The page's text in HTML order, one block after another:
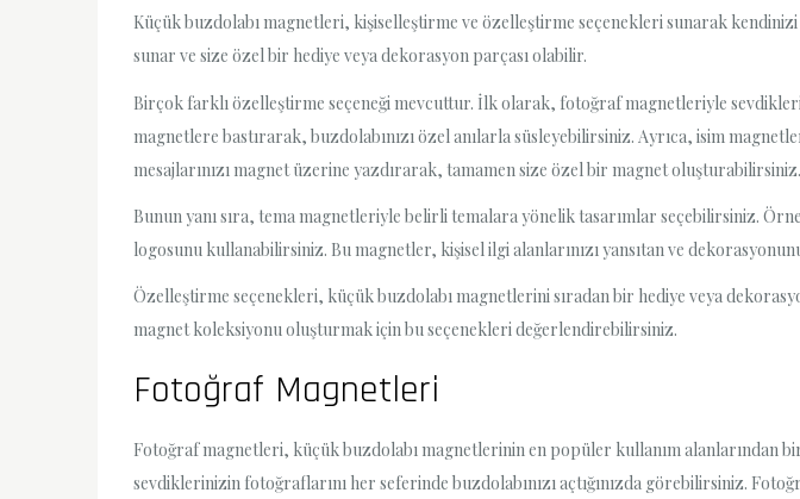
Küçük buzdolabı magnetleri, kişiselleştirme ve özelleştirme seçenekleri sunarak
sunar ve size özel bir hediye veya dekorasyon parçası olabilir.
Birçok farklı özelleştirme seçeneği mevcuttur. İlk olarak, fotoğraf magnetleriyle
magnetlere bastırarak, buzdolabınızı özel anılarla süsleyebilirsiniz. Ayrıca, isim
mesajlarınızı magnet üzerine yazdırarak, tamamen size özel bir magnet oluşturabilirsiniz.
Bunun yanı sıra, tema magnetleriyle belirli temalara yönelik tasarımlar seçebilirsiniz.
logosunu kullanabilirsiniz. Bu magnetler, kişisel ilgi alanlarınızı yansıtan ve
Özelleştirme seçenekleri, küçük buzdolabı magnetlerini sıradan bir hediye veya
magnet koleksiyonu oluşturmak için bu seçenekleri değerlendirebilirsiniz.
Fotoğraf Magnetleri
Fotoğraf magnetleri, küçük buzdolabı magnetlerinin en popüler kullanım alanlarından
sevdiklerinizin fotoğraflarını her seferinde buzdolabınızı açtığınızda görebilirsiniz.